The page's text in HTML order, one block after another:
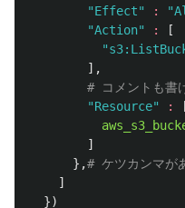
"Effect"
:
"Action"
:
[
],
# コメントも書
"Resource"
:
]
},# ケツカンマが
]
})